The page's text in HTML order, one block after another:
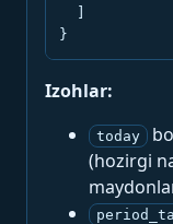
}
Izohlar:
today
(hozirgi